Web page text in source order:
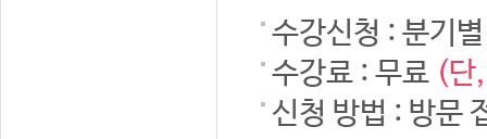
수강신청 : 분기
수강료 : 무료 (단
신청 방법 : 방문